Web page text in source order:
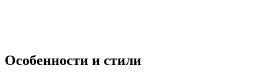
Особенности и стили